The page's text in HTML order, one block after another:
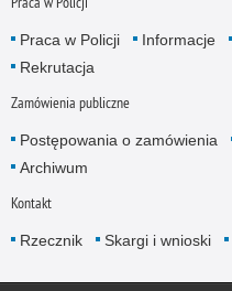
Praca w Policji Informacje
Rekrutacja
Zamówienia publiczne
Postępowania o zamówienia
Archiwum
Kontakt
Rzecznik Skargi i wnioski